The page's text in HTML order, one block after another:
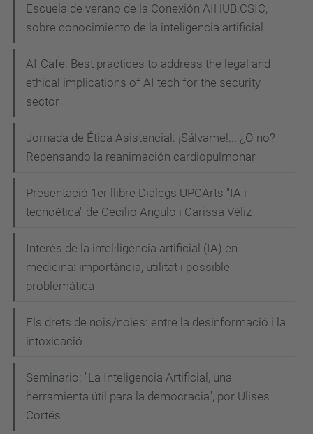
Escuela de verano de la Conexión AIHUB.CSIC,
sobre conocimiento de la inteligencia artificial
AI-Cafe: Best practices to address the legal and
ethical implications of AI tech for the security
sector
Jornada de Ética Asistencial: ¡Sálvame!... ¿O no?
Repensando la reanimación cardiopulmonar
Presentació 1er llibre Diàlegs UPCArts "IA i
tecnoètica" de Cecilio Angulo i Carissa Véliz
Interès de la intel·ligència artificial (IA) en
medicina: importància, utilitat i possible
problemàtica
Els drets de nois/noies: entre la desinformació i la
intoxicació
Seminario: "La Inteligencia Artificial, una
herramienta útil para la democracia", por Ulises
Cortés